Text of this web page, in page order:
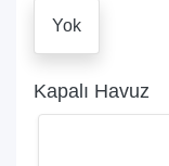
Yok
Kapalı Havuz